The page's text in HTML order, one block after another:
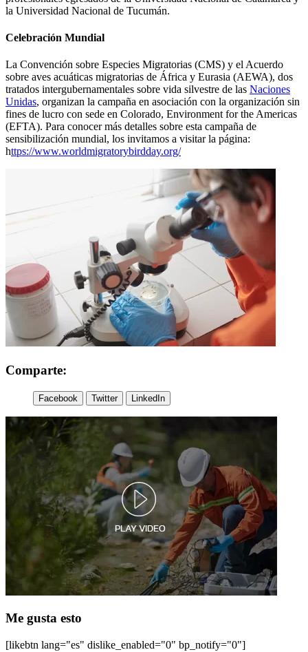
la Universidad Nacional de Tucumán.
Celebración Mundial
La Convención sobre Especies Migratorias (CMS) y el Acuerdo
sobre aves acuáticas migratorias de África y Eurasia (AEWA), dos
tratados intergubernamentales sobre vida silvestre de las Naciones
Unidas, organizan la campaña en asociación con la organización sin
fines de lucro con sede en Colorado, Environment for the Americas
(EFTA). Para conocer más detalles sobre esta campaña de
sensibilización mundial, los invitamos a visitar la página:
https://www.worldmigratorybirdday.org/
Comparte:
Facebook Twitter LinkedIn
Me gusta esto
[likebtn lang="es" dislike_enabled="0" bp_notify="0"]